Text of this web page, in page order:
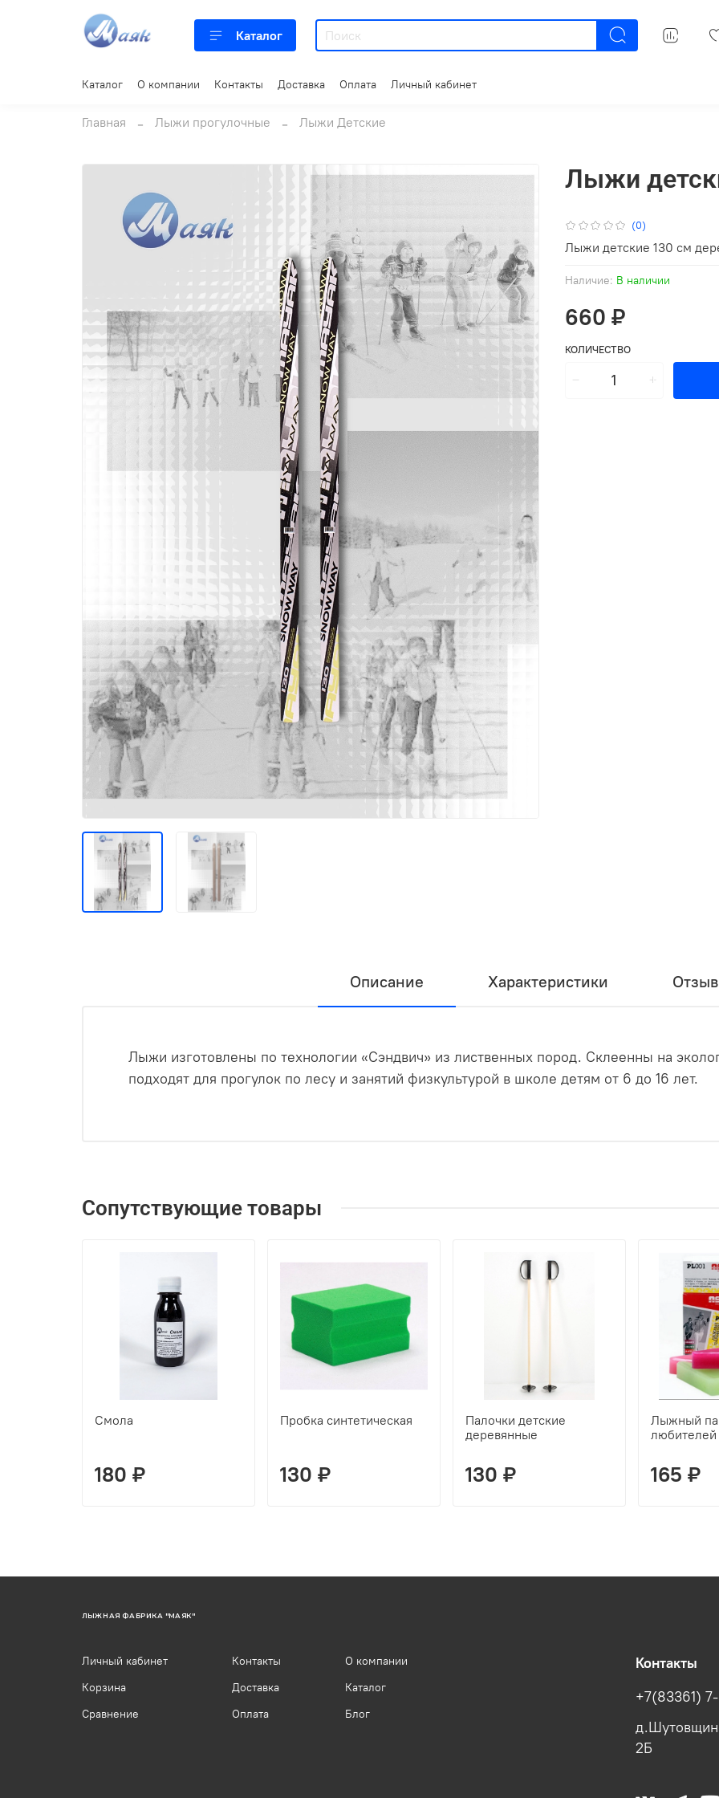
Каталог
Каталог О компании Контакты Доставка Оплата Личный кабинет
Главная Лыжи прогулочные Лыжи Детские
(0)
Наличие: В наличии
Лыжи
660 ₽
КОЛИЧЕСТВО
Лыжи детские 130 см
Описание Характеристики
Лыжи изготовлены по технологии «Сэндвич» из лиственных пород. Склеенны на
подходят для прогулок по лесу и занятий физкультурой в школе детям от 6 до 16 лет.
Сопутствующие товары
Смола
180 ₽
Пробка синтетическая
130 ₽
Палочки детские
деревянные
130 ₽
Лыжный
любителей
165 ₽
ЛЫЖНАЯ ФАБРИКА "МАЯК"
Личный кабинет
Корзина
Сравнение
Контакты
Доставка
Оплата
О компании
Каталог
Блог
Контакты
+7(83361)
2Б